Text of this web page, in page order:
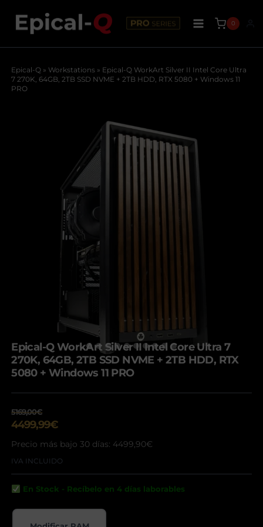
contenido
0
Epical-Q » Workstations » Epical-Q WorkArt Silver II Intel Core Ultra
7 270K, 64GB, 2TB SSD NVME + 2TB HDD, RTX 5080 + Windows 11
PRO
Epical-Q WorkArt Silver II Intel Core Ultra 7
270K, 64GB, 2TB SSD NVME + 2TB HDD, RTX
5080 + Windows 11 PRO
5169,00€
El
original
era:
4499,99€El
actual
es:
Precio más bajo 30 días: 4499,90€
IVA INCLUIDO
En Stock - Recíbelo en 4 días laborables
5169,00€.
4499,99€.